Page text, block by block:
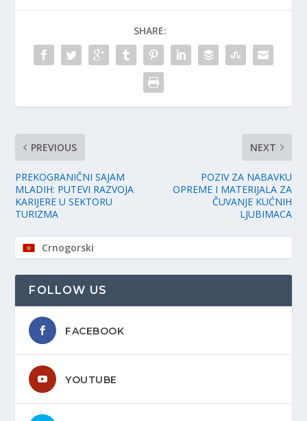
SHARE:
PREVIOUS
PREKOGRANIČNI SAJAM
MLADIH: PUTEVI RAZVOJA
KARIJERE U SEKTORU
TURIZMA
NEXT
POZIV ZA NABAVKU
OPREME I MATERIJALA ZA
ČUVANJE KUĆNIH
LJUBIMACA
Crnogorski
FOLLOW US
FACEBOOK
YOUTUBE